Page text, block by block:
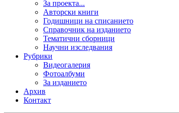
За проекта...
Авторски книги
Годишници на списанието
Справочник на изданието
Тематични сборници
Научни изследвания
Рубрики
Видеогалерия
Фотоалбуми
За изданието
Архив
Контакт